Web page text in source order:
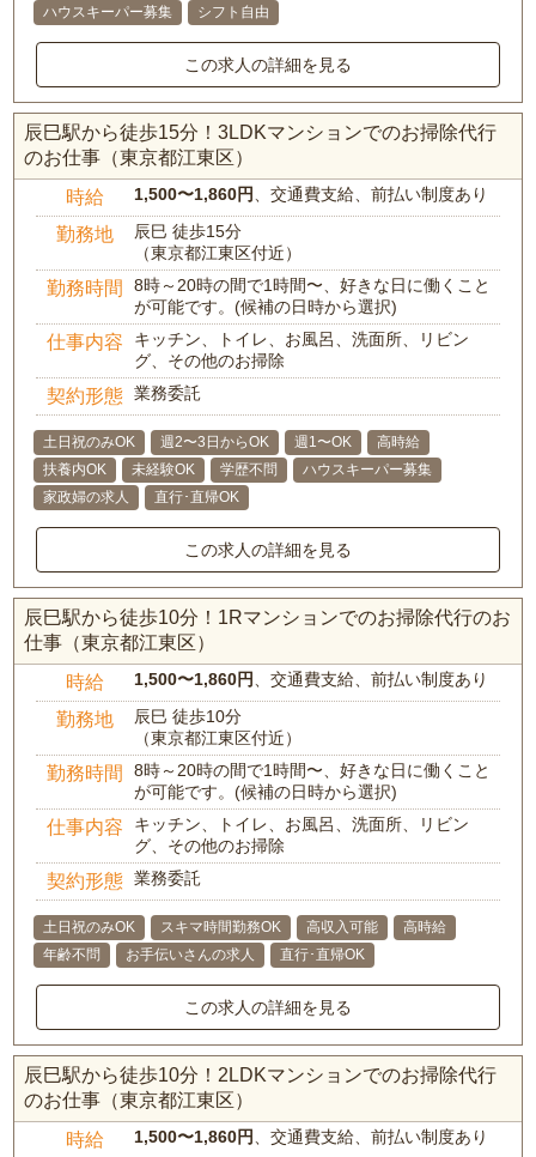
ハウスキーパー募集 シフト自由
この求人の詳細を見る
辰巳駅から徒歩15分！3LDKマンションでのお掃除代行
のお仕事（東京都江東区）
時給 1,500〜1,860円 、交通費支給、前払い制度あり
勤務地
辰巳 徒歩15分
（東京都江東区付近）
勤務時間
8時～20時の間で1時間〜、好きな日に働くこと
が可能です。(候補の日時から選択)
仕事内容
キッチン、トイレ、お風呂、洗面所、リビン
グ、その他のお掃除
契約形態 業務委託
土日祝のみOK 週2〜3日からOK 週1〜OK
高時給
扶養内OK
未経験OK 学歴不問
ハウスキーパー募集
家政婦の求人
直行･直帰OK
この求人の詳細を見る
辰巳駅から徒歩10分！1Rマンションでのお掃除代行のお
仕事（東京都江東区）
時給 1,500〜1,860円 、交通費支給、前払い制度あり
勤務地
辰巳 徒歩10分
（東京都江東区付近）
勤務時間
8時～20時の間で1時間〜、好きな日に働くこと
が可能です。(候補の日時から選択)
仕事内容
キッチン、トイレ、お風呂、洗面所、リビン
グ、その他のお掃除
契約形態 業務委託
土日祝のみOK スキマ時間勤務OK 高収入可能
高時給
年齢不問
お手伝いさんの求人 直行･直帰OK
この求人の詳細を見る
辰巳駅から徒歩10分！2LDKマンションでのお掃除代行
のお仕事（東京都江東区）
時給 1,500〜1,860円 、交通費支給、前払い制度あり